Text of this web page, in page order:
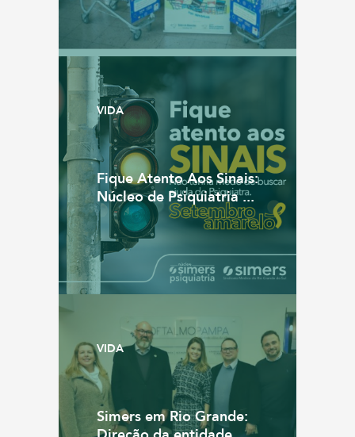
VIDA
Fique Atento Aos Sinais:
Núcleo de Psiquiatria ...
VIDA
Simers em Rio Grande: